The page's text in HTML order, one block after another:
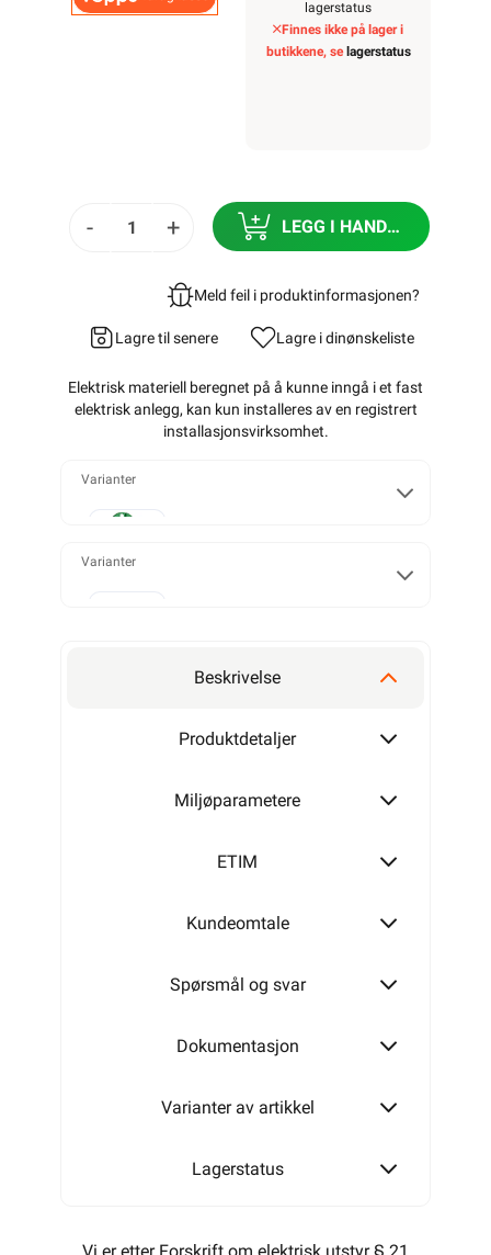
lagerstatus
Finnes ikke på lager i
butikkene, se lagerstatus
- + LEGG I HANDLEKURV
Meld feil i produktinformasjonen?
Lagre til senere Lagre i dinønskeliste
Elektrisk materiell beregnet på å kunne inngå i et fast
elektrisk anlegg, kan kun installeres av en registrert
installasjonsvirksomhet.
Varianter
Trippel
Varianter
95mm²
240mm²
Beskrivelse
Produktdetaljer
Miljøparametere
ETIM
Kundeomtale
Spørsmål og svar
Dokumentasjon
Varianter av artikkel
Lagerstatus